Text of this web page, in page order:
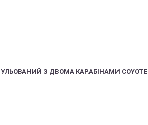
З ДВОМА КАРАБІНАМИ COYOTE